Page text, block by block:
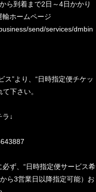
ら到着まで2日～4日かかり
輸ホームページ
send/services/dmbin
ス”より、“日時指定便チケッ
下さい。
↓
ず、“日時指定便サービス希
ら3営業日以降指定可能）お